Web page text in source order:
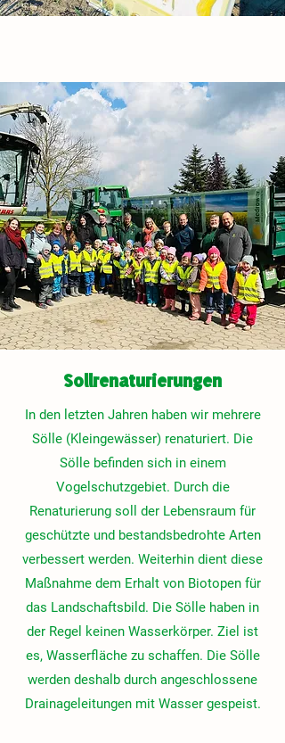
Sollrenaturierungen
In den letzten Jahren haben wir mehrere
Sölle (Kleingewässer) renaturiert. Die
Sölle befinden sich in einem
Vogelschutzgebiet. Durch die
Renaturierung soll der Lebensraum für
geschützte und bestandsbedrohte Arten
verbessert werden. Weiterhin dient diese
Maßnahme dem Erhalt von Biotopen für
das Landschaftsbild. Die Sölle haben in
der Regel keinen Wasserkörper. Ziel ist
es, Wasserfläche zu schaffen. Die Sölle
werden deshalb durch angeschlossene
Drainageleitungen mit Wasser gespeist.